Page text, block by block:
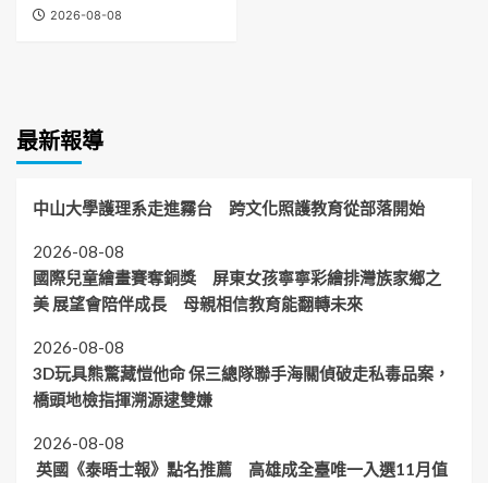
2026-08-08
最新報導
中山大學護理系走進霧台 跨文化照護教育從部落開始
2026-08-08
國際兒童繪畫賽奪銅獎 屏東女孩寧寧彩繪排灣族家鄉之
美 展望會陪伴成長 母親相信教育能翻轉未來
2026-08-08
3D玩具熊驚藏愷他命 保三總隊聯手海關偵破走私毒品案，
橋頭地檢指揮溯源逮雙嫌
2026-08-08
英國《泰晤士報》點名推薦 高雄成全臺唯一入選11月值